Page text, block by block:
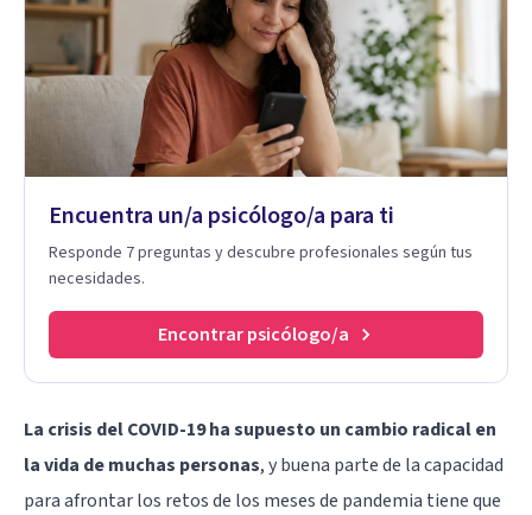
Encuentra un/a psicólogo/a para ti
Responde 7 preguntas y descubre profesionales según tus
necesidades.
Encontrar psicólogo/a
La crisis del COVID-19 ha supuesto un cambio radical en
la vida de muchas personas, y buena parte de la capacidad
para afrontar los retos de los meses de pandemia tiene que